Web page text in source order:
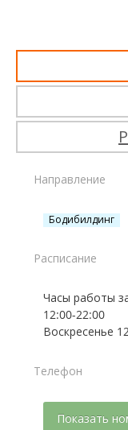
Направление
Бодибилдинг
Расписание
Часы работы
12:00-22:00
Воскресенье
Телефон
Показать